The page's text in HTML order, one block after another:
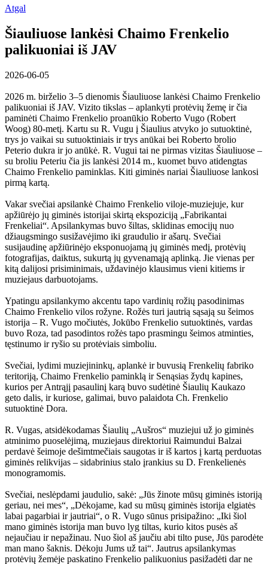
Atgal
Šiauliuose lankėsi Chaimo Frenkelio
palikuoniai iš JAV
2026-06-05
2026 m. birželio 3–5 dienomis Šiauliuose lankėsi Chaimo Frenkelio
palikuoniai iš JAV. Vizito tikslas – aplankyti protėvių žemę ir čia
paminėti Chaimo Frenkelio proanūkio Roberto Vugo (Robert
Woog) 80-metį. Kartu su R. Vugu į Šiaulius atvyko jo sutuoktinė,
trys jo vaikai su sutuoktiniais ir trys anūkai bei Roberto brolio
Peterio dukra ir jo anūkė. R. Vugui tai ne pirmas vizitas Šiauliuose –
su broliu Peteriu čia jis lankėsi 2014 m., kuomet buvo atidengtas
Chaimo Frenkelio paminklas. Kiti giminės nariai Šiauliuose lankosi
pirmą kartą.
Vakar svečiai apsilankė Chaimo Frenkelio viloje-muziejuje, kur
apžiūrėjo jų giminės istorijai skirtą ekspoziciją „Fabrikantai
Frenkeliai“. Apsilankymas buvo šiltas, sklidinas emocijų nuo
džiaugsmingo susižavėjimo iki graudulio ir ašarų. Svečiai
susijaudinę apžiūrinėjo eksponuojamą jų giminės medį, protėvių
fotografijas, daiktus, sukurtą jų gyvenamąją aplinką. Jie vienas per
kitą dalijosi prisiminimais, uždavinėjo klausimus vieni kitiems ir
muziejaus darbuotojams.
Ypatingu apsilankymo akcentu tapo vardinių rožių pasodinimas
Chaimo Frenkelio vilos rožyne. Rožės turi jautrią sąsają su šeimos
istorija – R. Vugo močiutės, Jokūbo Frenkelio sutuoktinės, vardas
buvo Roza, tad pasodintos rožės tapo prasmingu šeimos atminties,
tęstinumo ir ryšio su protėviais simboliu.
Svečiai, lydimi muziejininkų, aplankė ir buvusią Frenkelių fabriko
teritoriją, Chaimo Frenkelio paminklą ir Senąsias žydų kapines,
kurios per Antrąjį pasaulinį karą buvo sudėtinė Šiaulių Kaukazo
geto dalis, ir kuriose, galimai, buvo palaidota Ch. Frenkelio
sutuoktinė Dora.
R. Vugas, atsidėkodamas Šiaulių „Aušros“ muziejui už jo giminės
atminimo puoselėjimą, muziejaus direktoriui Raimundui Balzai
perdavė šeimoje dešimtmečiais saugotas ir iš kartos į kartą perduotas
giminės relikvijas – sidabrinius stalo įrankius su D. Frenkelienės
monogramomis.
Svečiai, neslėpdami jaudulio, sakė: „Jūs žinote mūsų giminės istoriją
geriau, nei mes“, „Dėkojame, kad su mūsų giminės istorija elgiatės
labai pagarbiai ir jautriai“, o R. Vugo sūnus prisipažino: „Iki šiol
mano giminės istorija man buvo lyg tiltas, kurio kitos pusės aš
nejaučiau ir nepažinau. Nuo šiol aš jaučiu abi tilto puse, Jūs parodėte
man mano šaknis. Dėkoju Jums už tai“. Jautrus apsilankymas
protėvių žemėje paskatino Frenkelio palikuonius pasižadėti dar ne